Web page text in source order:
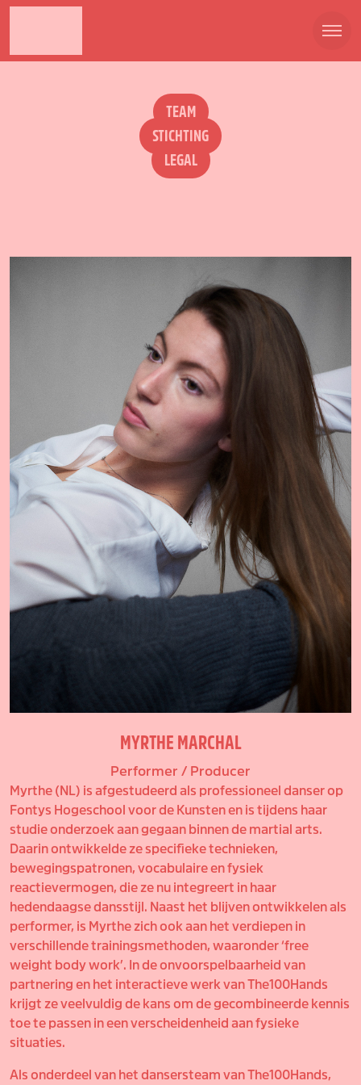
TEAM
STICHTING
LEGAL
MYRTHE MARCHAL
Performer / Producer
Myrthe (NL) is afgestudeerd als professioneel danser op
Fontys Hogeschool voor de Kunsten en is tijdens haar
studie onderzoek aan gegaan binnen de martial arts.
Daarin ontwikkelde ze specifieke technieken,
bewegingspatronen, vocabulaire en fysiek
reactievermogen, die ze nu integreert in haar
hedendaagse dansstijl. Naast het blijven ontwikkelen als
performer, is Myrthe zich ook aan het verdiepen in
verschillende trainingsmethoden, waaronder ‘free
weight body work’. In de onvoorspelbaarheid van
partnering en het interactieve werk van The100Hands
krijgt ze veelvuldig de kans om de gecombineerde kennis
toe te passen in een verscheidenheid aan fysieke
situaties.
Als onderdeel van het dansersteam van The100Hands,